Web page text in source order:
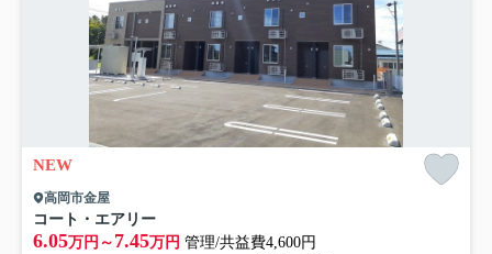
NEW
高岡市金屋
コート・エアリー
6.05万円～ 7.45万円 管理/共益費4,600円